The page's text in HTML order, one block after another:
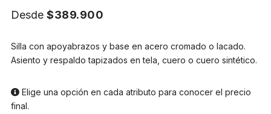
Desde $389.900
Silla con apoyabrazos y base en acero cromado o lacado.
Asiento y respaldo tapizados en tela, cuero o cuero sintético.
Elige una opción en cada atributo para conocer el precio
final.